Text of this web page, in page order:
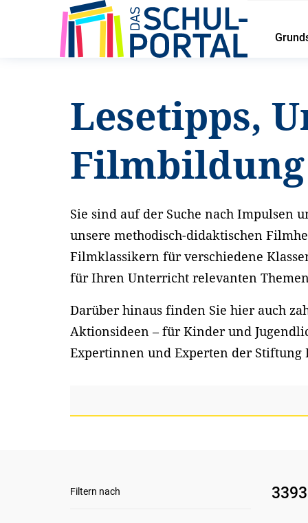
Startseite Service Lesetipps und Unterrichtsideen
Lesetipps,
Sie sind auf der Suche nach Impulsen
unsere methodisch-didaktischen
Filmklassikern für verschiedene
für Ihren Unterricht relevanten
Darüber hinaus finden Sie hier auch
Aktionsideen – für Kinder und
Expertinnen und Experten der Stiftung
Filtern nach